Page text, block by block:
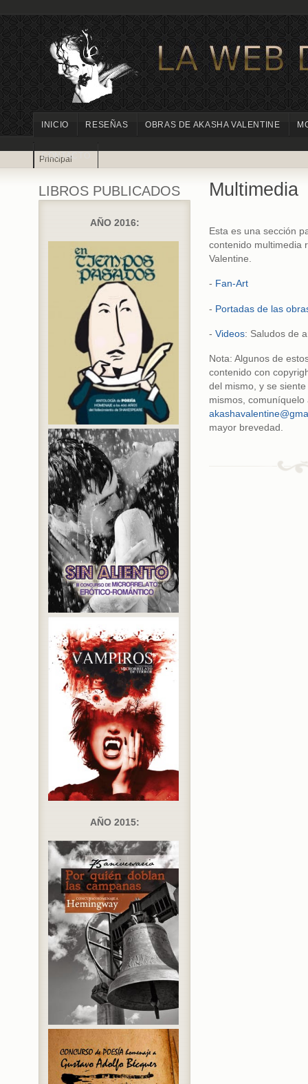
INICIO RESEÑAS OBRAS DE AKASHA VALENTINE
CONTACTO
Principal
LIBROS PUBLICADOS
AÑO 2016:
AÑO 2015:
Multimedia
Esta es una sección
contenido multimedia
Valentine.
- Fan-Art
- Portadas de las
-Videos: Saludos de
Nota: Algunos de
contenido con
del mismo, y se
mismos, comuníquelo
mayor brevedad.